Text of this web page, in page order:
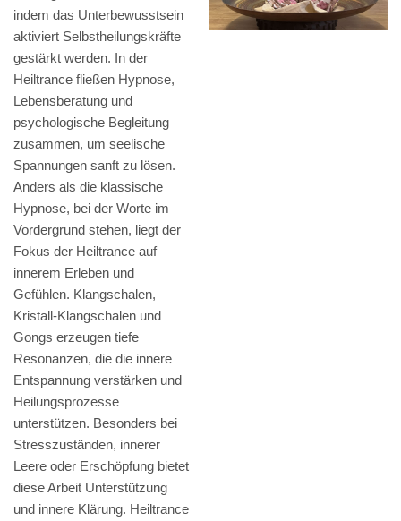
indem das Unterbewusstsein
aktiviert Selbstheilungskräfte
gestärkt werden. In der
Heiltrance fließen Hypnose,
Lebensberatung und
psychologische Begleitung
zusammen, um seelische
Spannungen sanft zu lösen.
Anders als die klassische
Hypnose, bei der Worte im
Vordergrund stehen, liegt der
Fokus der Heiltrance auf
innerem Erleben und
Gefühlen. Klangschalen,
Kristall-Klangschalen und
Gongs erzeugen tiefe
Resonanzen, die die innere
Entspannung verstärken und
Heilungsprozesse
unterstützen. Besonders bei
Stresszuständen, innerer
Leere oder Erschöpfung bietet
diese Arbeit Unterstützung
und innere Klärung. Heiltrance